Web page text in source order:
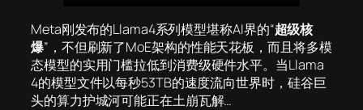
Meta刚发布的Llama4系列模型堪称AI界的“超级核
爆”，不但刷新了MoE架构的性能天花板，而且将多模
态模型的实用门槛拉低到消费级硬件水平。当Llama
4的模型文件以每秒53TB的速度流向世界时，硅谷巨
头的算力护城河可能正在土崩瓦解…